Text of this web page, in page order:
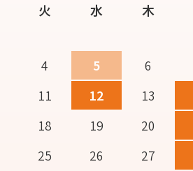
火 水 木
4 5 6
11 12 13
18 19 20
25 26 27